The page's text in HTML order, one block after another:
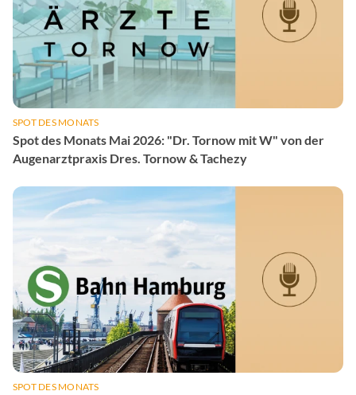
SPOT DES MONATS
Spot des Monats Mai 2026: "Dr. Tornow mit W" von der
Augenarztpraxis Dres. Tornow & Tachezy
SPOT DES MONATS